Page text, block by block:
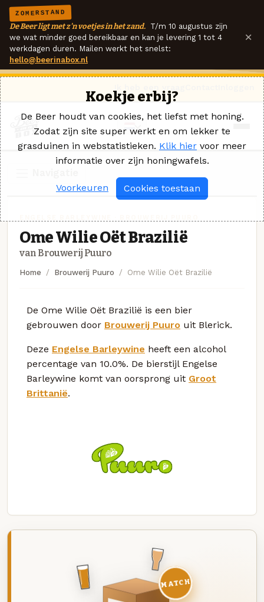
ZOMERSTAND
De Beer ligt met z'n voetjes in het zand. T/m 10 augustus zijn
we wat minder goed bereikbaar en kan je levering 1 tot 4
werkdagen duren. Mailen werkt het snelst:
hello@beerinabox.nl
×
Ome Wilie Oët Brazilië
van Brouwerij Puuro
Home Brouwerij Puuro Ome Wilie Oët Brazilië
De Ome Wilie Oët Brazilië is een bier
gebrouwen door Brouwerij Puuro uit Blerick.
Deze Engelse Barleywine heeft een alcohol
percentage van 10.0%. De bierstijl Engelse
Barleywine komt van oorsprong uit Groot
Brittanië.
MATCH
Koekje erbij?
De Beer houdt van cookies, het liefst met honing.
Zodat zijn site super werkt en om lekker te
grasduinen in webstatistieken. Klik hier voor meer
informatie over zijn honingwafels.
Voorkeuren Cookies toestaan